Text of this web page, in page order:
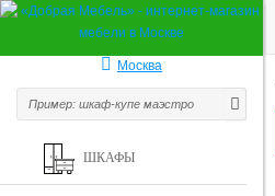
Москва
ШКАФЫ